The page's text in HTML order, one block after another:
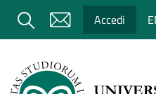
Salta al contenuto principale
Cerca Accedi